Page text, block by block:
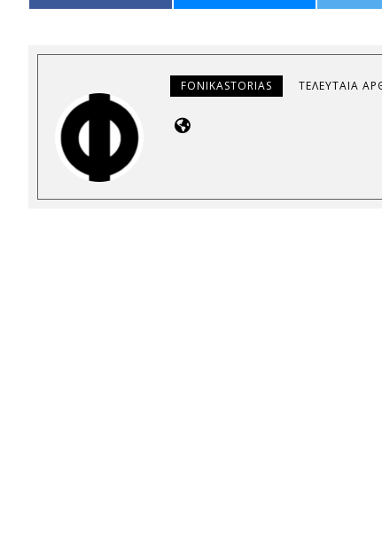
FONIKASTORIAS ΤΕΛΕΥΤΑΊΑ